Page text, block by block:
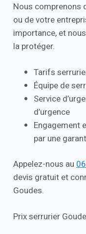
Nous comprenons
ou de votre
importance, et
la protéger.
Tarifs
Équipe de
Service
d’urgence
Engagement
par une
Appelez-nous au
devis gratuit et
Goudes.
Prix serrurier